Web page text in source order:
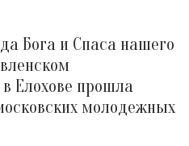
Бога и Спаса нашего
Елохове прошла
молодежных